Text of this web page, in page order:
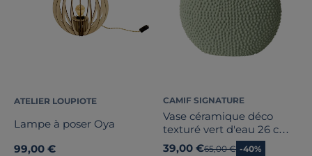
ATELIER LOUPIOTE
Lampe à poser Oya
99,00 €
CAMIF SIGNATURE
Vase céramique déco
texturé vert d'eau 26 cm
Sila
39,00 €Ancien prix
65,00 € -40%